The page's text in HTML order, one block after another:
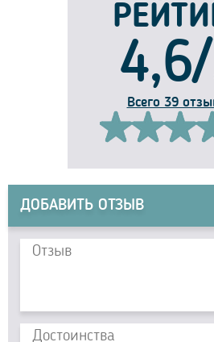
Всего 39
ДОБАВИТЬ ОТЗЫВ